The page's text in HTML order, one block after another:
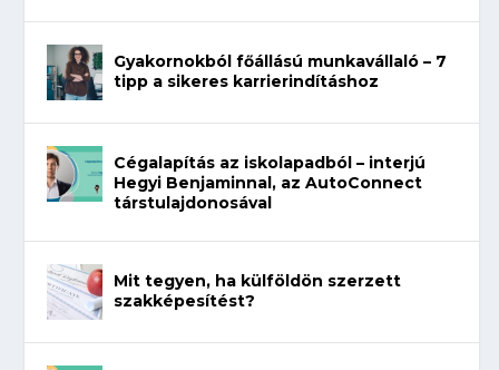
Gyakornokból főállású munkavállaló – 7
tipp a sikeres karrierindításhoz
Cégalapítás az iskolapadból – interjú
Hegyi Benjaminnal, az AutoConnect
társtulajdonosával
Mit tegyen, ha külföldön szerzett
szakképesítést?